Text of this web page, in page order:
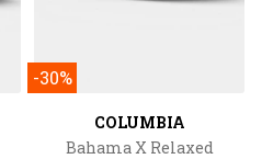
-30%
COLUMBIA
Bahama X Relaxed